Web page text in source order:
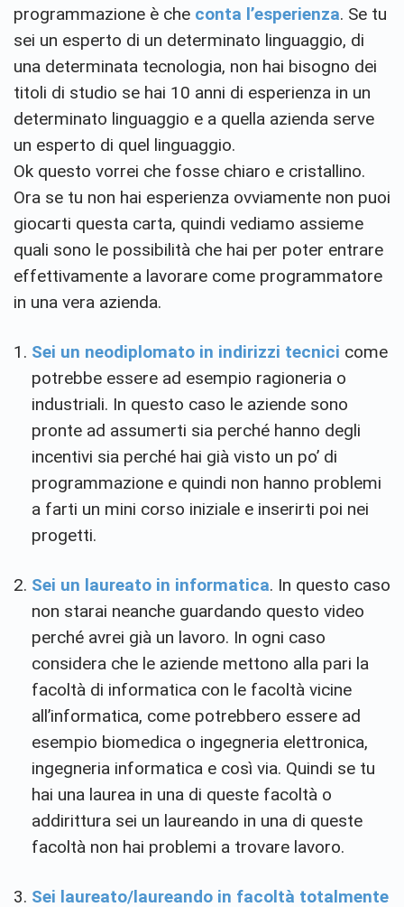
programmazione è che conta l’esperienza. Se tu
sei un esperto di un determinato linguaggio, di
una determinata tecnologia, non hai bisogno dei
titoli di studio se hai 10 anni di esperienza in un
determinato linguaggio e a quella azienda serve
un esperto di quel linguaggio.
Ok questo vorrei che fosse chiaro e cristallino.
Ora se tu non hai esperienza ovviamente non puoi
giocarti questa carta, quindi vediamo assieme
quali sono le possibilità che hai per poter entrare
effettivamente a lavorare come programmatore
in una vera azienda.
Sei un neodiplomato in indirizzi tecnici come
potrebbe essere ad esempio ragioneria o
industriali. In questo caso le aziende sono
pronte ad assumerti sia perché hanno degli
incentivi sia perché hai già visto un po’ di
programmazione e quindi non hanno problemi
a farti un mini corso iniziale e inserirti poi nei
progetti.
Sei un laureato in informatica. In questo caso
non starai neanche guardando questo video
perché avrei già un lavoro. In ogni caso
considera che le aziende mettono alla pari la
facoltà di informatica con le facoltà vicine
all’informatica, come potrebbero essere ad
esempio biomedica o ingegneria elettronica,
ingegneria informatica e così via. Quindi se tu
hai una laurea in una di queste facoltà o
addirittura sei un laureando in una di queste
facoltà non hai problemi a trovare lavoro.
Sei laureato/laureando in facoltà totalmente